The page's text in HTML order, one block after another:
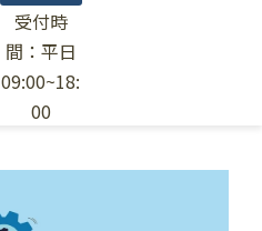
受付時
間：平日
09:00~18:
00